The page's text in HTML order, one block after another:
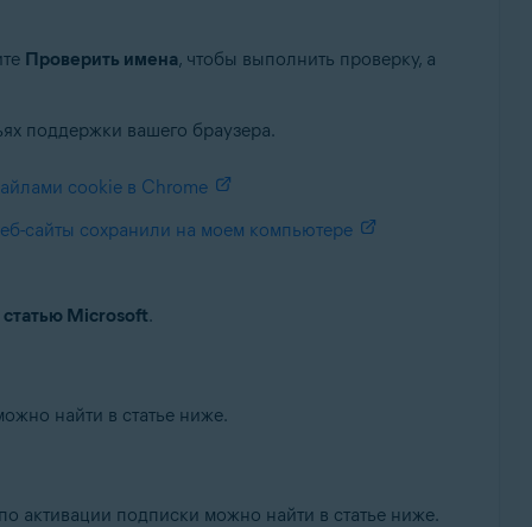
Проверить имена, чтобы выполнить проверку, а
поддержки вашего браузера.
cookie в Chrome
сайты сохранили на моем компьютере
статью Microsoft.
найти в статье ниже.
активации подписки можно найти в статье ниже.